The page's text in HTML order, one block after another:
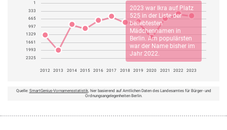
2023 war Ikra auf Platz
525 in der Liste der
beliebtesten
Mädchennamen in
Berlin. Am populärsten
war der Name bisher im
Jahr 2022.
1
333
665
997
1329
1661
1993
2325
2012 2013 2014 2015 2016 2017 2018 2019 2020 2021 2022 2023
Quelle: SmartGenius-Vornamensstatistik, hier basierend auf Amtlichen Daten des Landesamtes für Bürger- und
Ordnungsangelegenheiten Berlin.